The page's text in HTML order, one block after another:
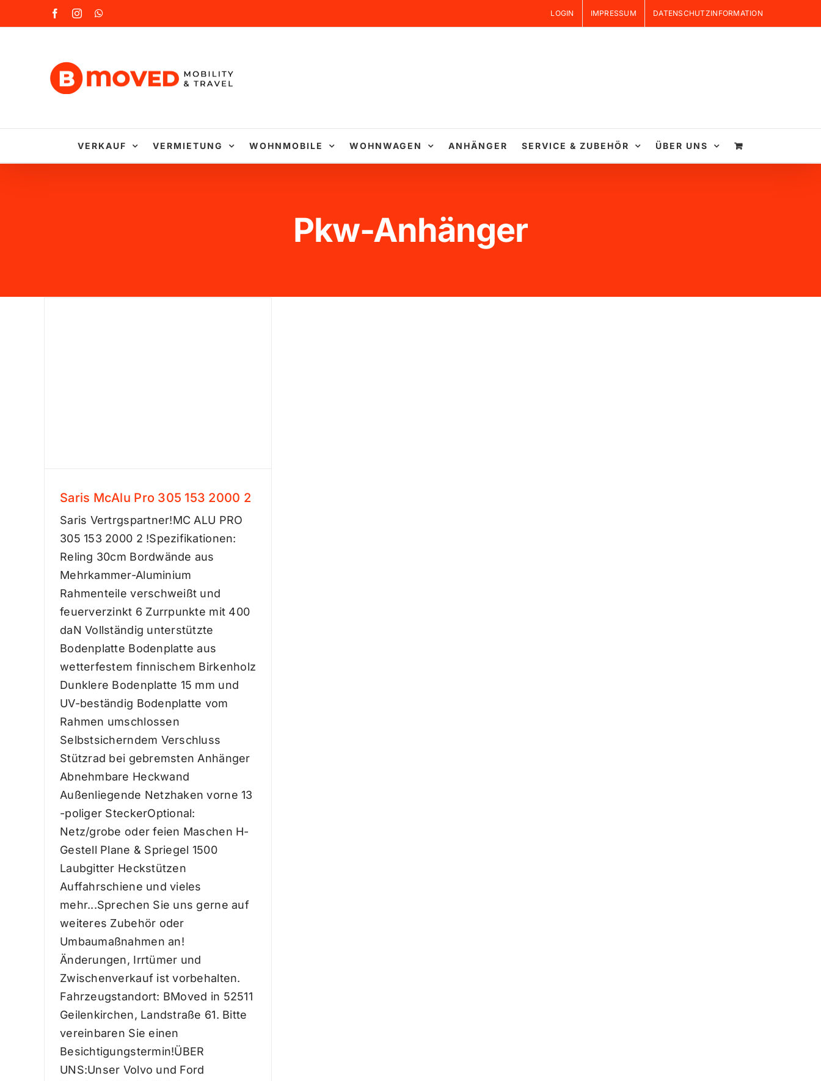
Inhalt
FacebookInstagramWhatsApp LOGIN IMPRESSUM DATENSCHUTZINFORMATION
VERKAUF VERMIETUNG WOHNMOBILE WOHNWAGEN ANHÄNGER SERVICE & ZUBEHÖR ÜBER UNS
Pkw-Anhänger
Saris McAlu Pro 305 153 2000 2
Saris Vertrgspartner!MC ALU PRO
305 153 2000 2 !Spezifikationen:
Reling 30cm Bordwände aus
Mehrkammer-Aluminium
Rahmenteile verschweißt und
feuerverzinkt 6 Zurrpunkte mit 400
daN Vollständig unterstützte
Bodenplatte Bodenplatte aus
wetterfestem finnischem Birkenholz
Dunklere Bodenplatte 15 mm und
UV-beständig Bodenplatte vom
Rahmen umschlossen
Selbstsicherndem Verschluss
Stützrad bei gebremsten Anhänger
Abnehmbare Heckwand
Außenliegende Netzhaken vorne 13
-poliger SteckerOptional:
Netz/grobe oder feien Maschen H-
Gestell Plane & Spriegel 1500
Laubgitter Heckstützen
Auffahrschiene und vieles
mehr...Sprechen Sie uns gerne auf
weiteres Zubehör oder
Umbaumaßnahmen an!
Änderungen, Irrtümer und
Zwischenverkauf ist vorbehalten.
Fahrzeugstandort: BMoved in 52511
Geilenkirchen, Landstraße 61. Bitte
vereinbaren Sie einen
Besichtigungstermin!ÜBER
UNS:Unser Volvo und Ford